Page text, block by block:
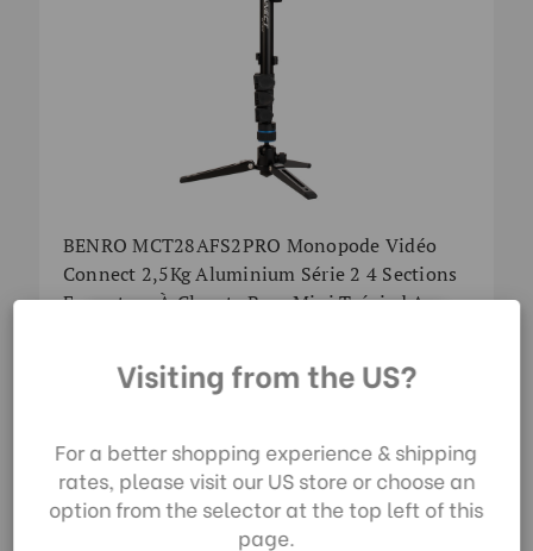
BENRO MCT28AFS2PRO Monopode Vidéo
Connect 2,5Kg Aluminium Série 2 4 Sections
Fermeture À Clapets Base Mini Trépied Avec
270,00€
S PRO SERIES | SKU:A48FDS6PRO
En utilisant notre site
web, vous acceptez la
telle que décrite dans
notreAvis de
Confidentialité.
Visiting from the US?
For a better shopping experience & shipping
rates, please visit our US store or choose an
option from the selector at the top left of this
page.